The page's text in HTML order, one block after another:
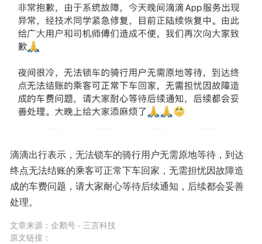
滴滴出行表示，无法锁车的骑行用户无需原地等待，到达
终点无法结账的乘客可正常下车回家，无需担忧因故障造
成的车费问题，请大家耐心等待后续通知，后续都会妥善
处理。
文章来源： 企鹅号 - 三言科技
原文链接：